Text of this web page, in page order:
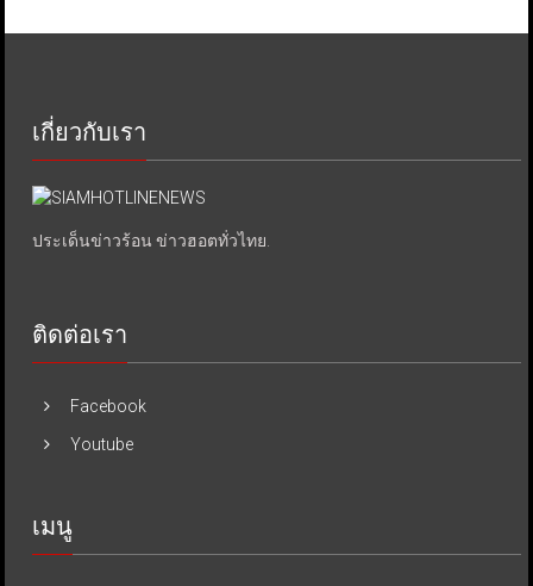
เกี่ยวกับเรา
ประเด็นข่าวร้อน ข่าวฮอตทั่วไทย.
ติดต่อเรา
Facebook
Youtube
เมนู